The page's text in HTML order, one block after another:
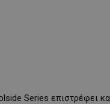
Series επιστρέφει